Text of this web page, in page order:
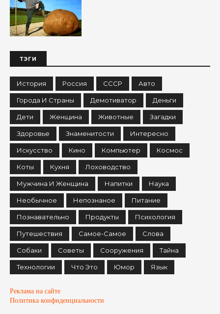
ТЭГИ
История Россия СССР Авто
Города И Страны Демотиватор Деньги
Дети Женщина Животные Загадки
Здоровье Знаменитости Интересно
Искусство Кино Компьютер Космос
Коты Кухня Лоховодство
Мужчина И Женщина Напитки Наука
Необычное Непознаное Питание
Познавательно Продукты Психология
Путешествия Самое-Самое Слова
Собаки Советы Сооружения Тайна
Технологии Что Это Юмор Язык
Реклама на сайте
Политика конфиденциальности